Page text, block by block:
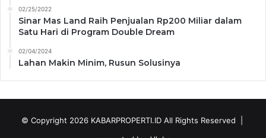
02/25/2022
Sinar Mas Land Raih Penjualan Rp200 Miliar dalam
Satu Hari di Program Double Dream
02/04/2024
Lahan Makin Minim, Rusun Solusinya
© Copyright 2026 KABARPROPERTI.IDAll Rights Reserved |